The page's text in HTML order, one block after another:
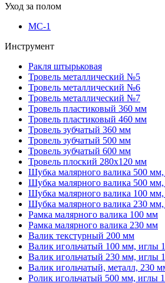
Уход за полом
МС-1
Инструмент
Ракля штырьковая
Тровель металлический №5
Тровель металлический №6
Тровель металлический №7
Тровель пластиковый 360 мм
Тровель пластиковый 460 мм
Тровель зубчатый 360 мм
Тровель зубчатый 500 мм
Тровель зубчатый 600 мм
Тровель плоский 280х120 мм
Шубка малярного валика 500
Шубка малярного валика 500
Шубка малярного валика 100
Шубка малярного валика 230
Рамка малярного валика 100 мм
Рамка малярного валика 230 мм
Валик текстурный 200 мм
Валик игольчатый 100 мм, иглы
Валик игольчатый 230 мм, иглы
Валик игольчатый, металл, 230
Ролик игольчатый 500 мм, иглы